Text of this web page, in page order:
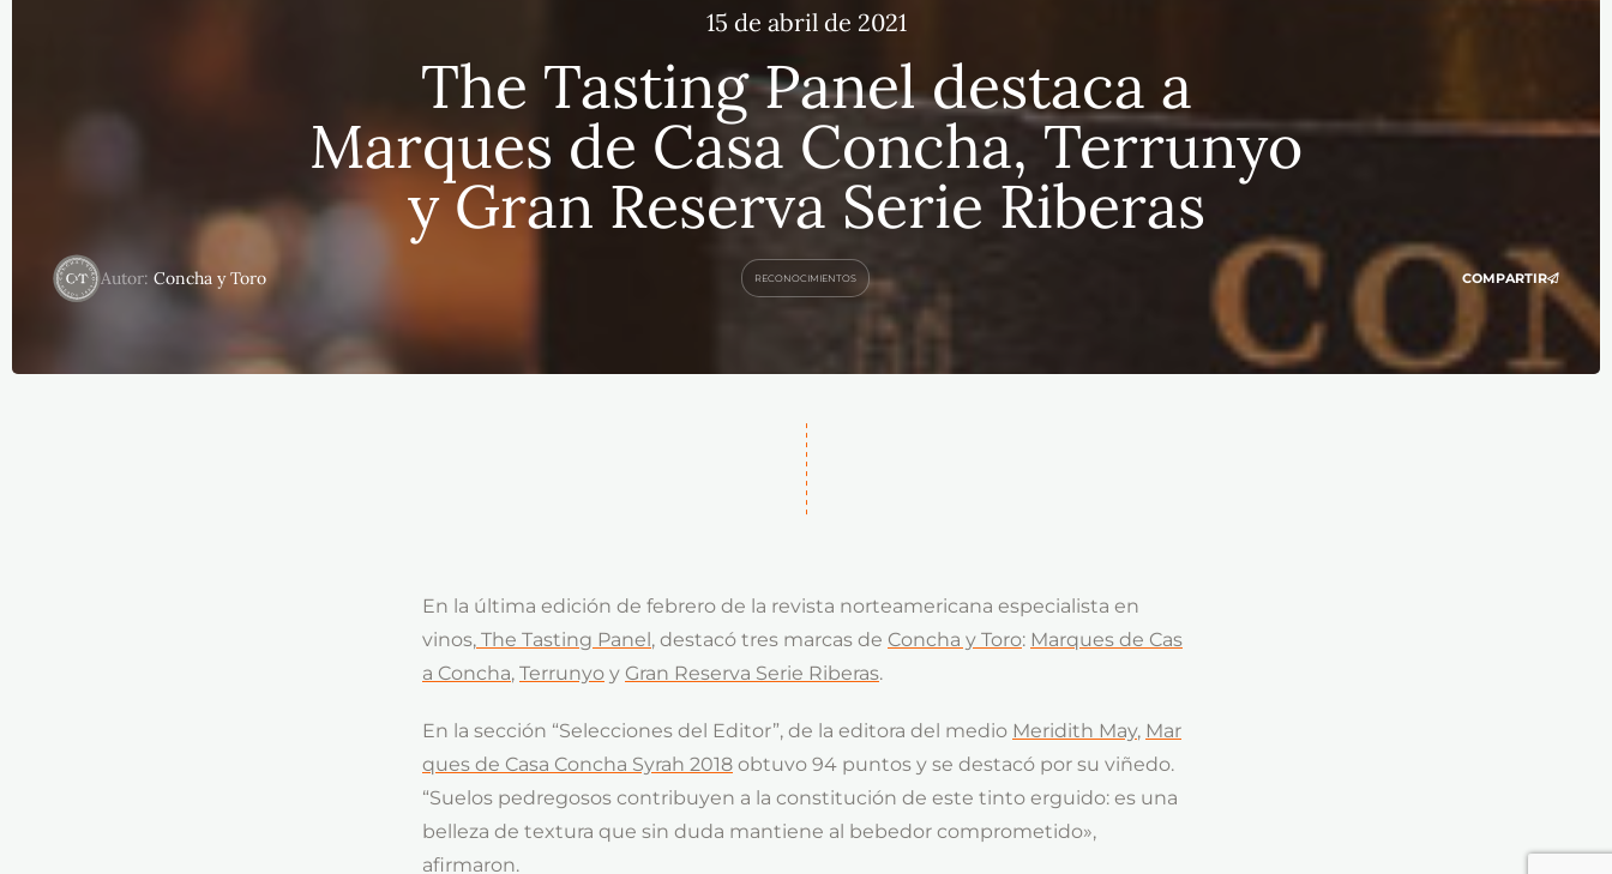
15 de abril de 2021
The Tasting Panel destaca a
Marques de Casa Concha, Terrunyo
y Gran Reserva Serie Riberas
Autor: Concha y Toro RECONOCIMIENTOS COMPARTIR
En la última edición de febrero de la revista norteamericana especialista en
vinos, The Tasting Panel, destacó tres marcas de Concha y Toro: Marques de Cas
a Concha, Terrunyo y Gran Reserva Serie Riberas.
En la sección “Selecciones del Editor”, de la editora del medio Meridith May, Mar
ques de Casa Concha Syrah 2018 obtuvo 94 puntos y se destacó por su viñedo.
“Suelos pedregosos contribuyen a la constitución de este tinto erguido: es una
belleza de textura que sin duda mantiene al bebedor comprometido»,
afirmaron.